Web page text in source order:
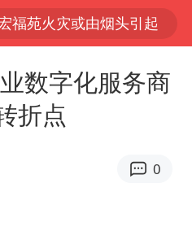
虎 宋致远被查
将正面袭击贯穿浙江
星演唱会取消
数字化服务商
折点
0